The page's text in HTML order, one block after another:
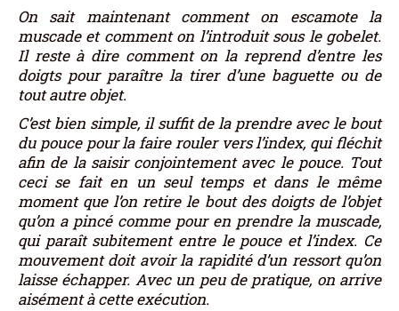
On sait maintenant comment on escamote la
muscade et comment on l’introduit sous le gobelet.
Il reste à dire comment on la reprend d’entre les
doigts pour paraître la tirer d’une baguette ou de
tout autre objet.
C’est bien simple, il suffit de la prendre avec le bout
du pouce pour la faire rouler vers l’index, qui fléchit
afin de la saisir conjointement avec le pouce. Tout
ceci se fait en un seul temps et dans le même
moment que l’on retire le bout des doigts de l’objet
qu’on a pincé comme pour en prendre la muscade,
qui paraît subitement entre le pouce et l’index. Ce
mouvement doit avoir la rapidité d’un ressort qu’on
laisse échapper. Avec un peu de pratique, on arrive
aisément à cette exécution.